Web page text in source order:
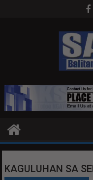
KAGULUHAN SA